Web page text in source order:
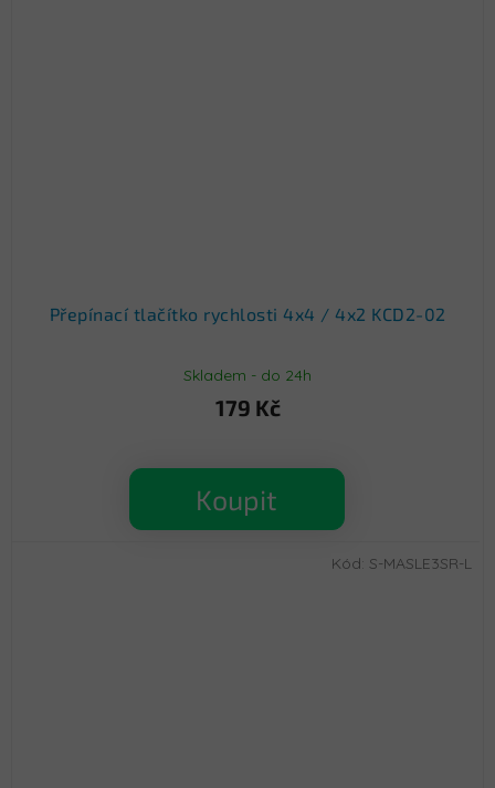
Přepínací tlačítko rychlosti 4x4 / 4x2 KCD2-02
Skladem - do 24h
179 Kč
Koupit
Kód: S-MASLE3SR-L